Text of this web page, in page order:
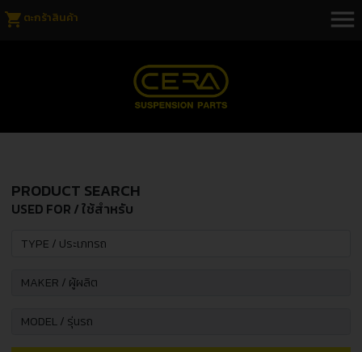
shopping_cart ตะกร้าสินค้า menu
PRODUCT SEARCH
USED FOR / ใช้สำหรับ